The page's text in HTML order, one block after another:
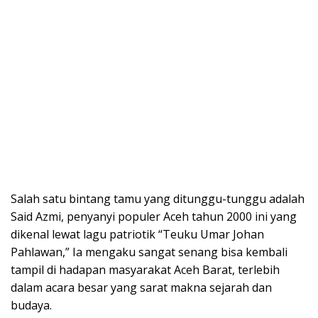
Salah satu bintang tamu yang ditunggu-tunggu adalah
Said Azmi, penyanyi populer Aceh tahun 2000 ini yang
dikenal lewat lagu patriotik “Teuku Umar Johan
Pahlawan,” Ia mengaku sangat senang bisa kembali
tampil di hadapan masyarakat Aceh Barat, terlebih
dalam acara besar yang sarat makna sejarah dan
budaya.